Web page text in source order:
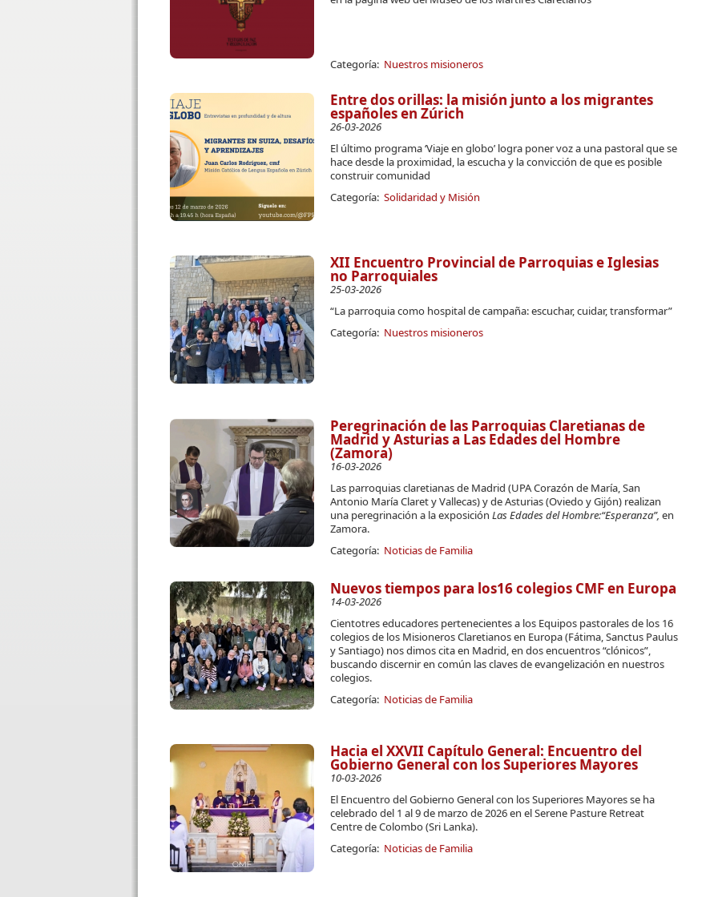
Categoría: Nuestros misioneros
Entre dos orillas: la misión junto a los migrantes
españoles en Zúrich
26-03-2026
El último programa ‘Viaje en globo’ logra poner voz a una pastoral que se
hace desde la proximidad, la escucha y la convicción de que es posible
construir comunidad
Categoría: Solidaridad y Misión
XII Encuentro Provincial de Parroquias e Iglesias
no Parroquiales
25-03-2026
“La parroquia como hospital de campaña: escuchar, cuidar, transformar”
Categoría: Nuestros misioneros
Peregrinación de las Parroquias Claretianas de
Madrid y Asturias a Las Edades del Hombre
(Zamora)
16-03-2026
Las parroquias claretianas de Madrid (UPA Corazón de María, San
Antonio María Claret y Vallecas) y de Asturias (Oviedo y Gijón) realizan
una peregrinación a la exposición Las Edades del Hombre:“Esperanza”, en
Zamora.
Categoría: Noticias de Familia
Nuevos tiempos para los16 colegios CMF en Europa
14-03-2026
Cientotres educadores pertenecientes a los Equipos pastorales de los 16
colegios de los Misioneros Claretianos en Europa (Fátima, Sanctus Paulus
y Santiago) nos dimos cita en Madrid, en dos encuentros “clónicos”,
buscando discernir en común las claves de evangelización en nuestros
colegios.
Categoría: Noticias de Familia
Hacia el XXVII Capítulo General: Encuentro del
Gobierno General con los Superiores Mayores
10-03-2026
El Encuentro del Gobierno General con los Superiores Mayores se ha
celebrado del 1 al 9 de marzo de 2026 en el Serene Pasture Retreat
Centre de Colombo (Sri Lanka).
Categoría: Noticias de Familia